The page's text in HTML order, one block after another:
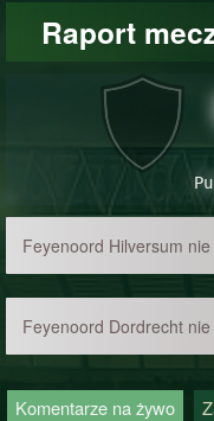
Raport
Feyenoord Hilversum
Feyenoord Dordrecht
Komentarze na żywo